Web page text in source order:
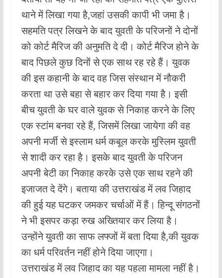
थाने में लिखा गया है,जहां उसकी कापी भी जमा है।
सहमति पत्र लिखने के बाद युवती के परिजनों ने दोनों
को कोर्ट मैरिज की अनुमति दे दी। कोर्ट मैरिज होने के
बाद पिछले कुछ दिनों से एक साथ रह रहे हैं। युवक
की इस कहानी के बाद वह जिस संस्थान में नौकरी
करता था उसे बहा से बहार कर दिया गया है। इसी
बीच युवती के घर वाले युवक से निकाह करने के लिए
एक स्टांम बनवा रहे हैं, जिसमें लिखा जायेगा की वह
अपनी मर्जी से इस्लाम धर्म कबूल करके मुस्लिम युवती
से शादी कर रहा है‌। इसके बाद युवती के परिजन
अपनी बेटी का निकाह करके उसे एक साथ रहने की
इजाजत दे देंगे। बताया की उत्तराखंड में लव जिहाद
की हुई यह घटकर जमकर चर्चाओं में हैं। हिन्दू संगठनों
ने भी इसपर कड़ा रुख अख्तियार कर लिया है।
उन्होंने युवती का साफ लफ्जों में बता दिया है,की युवक
का धर्म परिवर्तन नहीं होने दिया जाएगा।
उत्तराखंड में लव जिहाद का यह पहला मामला नहीं है।